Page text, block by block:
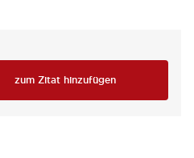
zum Zitat hinzufügen